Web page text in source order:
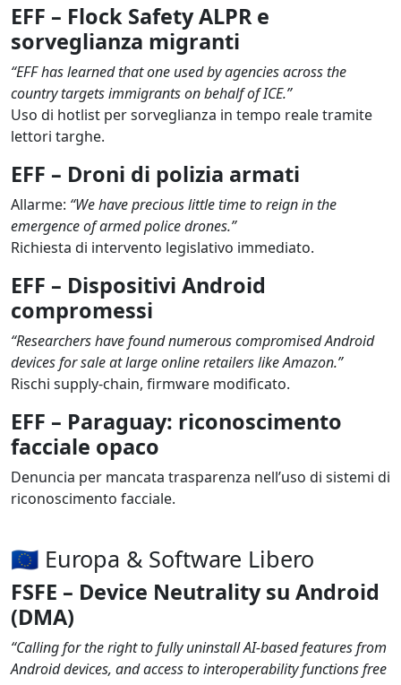
EFF – Flock Safety ALPR e
sorveglianza migranti
“EFF has learned that one used by agencies across the
country targets immigrants on behalf of ICE.”
Uso di hotlist per sorveglianza in tempo reale tramite
lettori targhe.
EFF – Droni di polizia armati
Allarme: “We have precious little time to reign in the
emergence of armed police drones.”
Richiesta di intervento legislativo immediato.
EFF – Dispositivi Android
compromessi
“Researchers have found numerous compromised Android
devices for sale at large online retailers like Amazon.”
Rischi supply-chain, firmware modificato.
EFF – Paraguay: riconoscimento
facciale opaco
Denuncia per mancata trasparenza nell’uso di sistemi di
riconoscimento facciale.
🇪🇺 Europa & Software Libero
FSFE – Device Neutrality su Android
(DMA)
“Calling for the right to fully uninstall AI-based features from
Android devices, and access to interoperability functions free